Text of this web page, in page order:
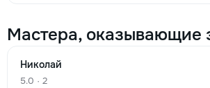
Мастера, оказывающие
Николай
5.0 · 2